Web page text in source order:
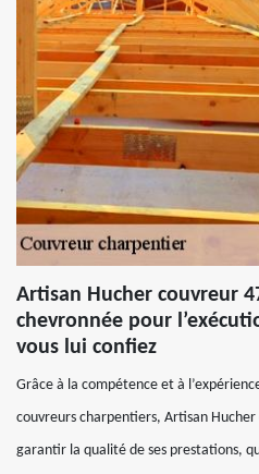
Artisan Hucher couvreur
chevronnée pour
vous lui confiez
Grâce à la compétence et à
couvreurs charpentiers, Artisan
garantir la qualité de ses prestations,